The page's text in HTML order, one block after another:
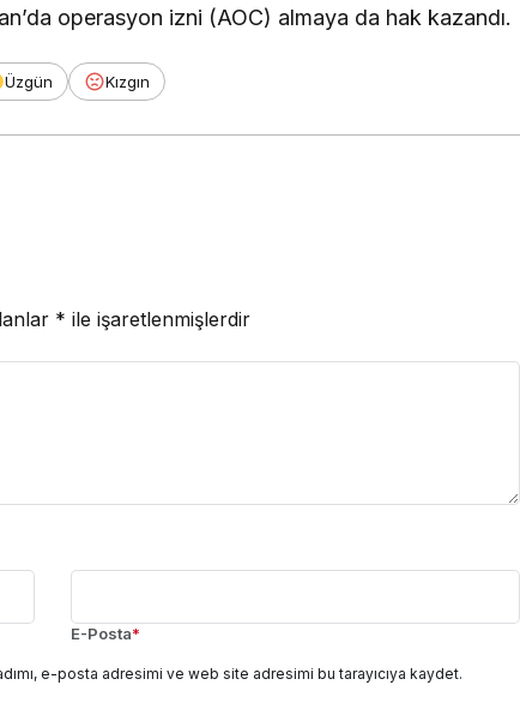
operasyon izni (AOC) almaya da hak kazandı.
Üzgün Kızgın
* ile işaretlenmişlerdir
E-Posta*
e-posta adresimi ve web site adresimi bu tarayıcıya kaydet.